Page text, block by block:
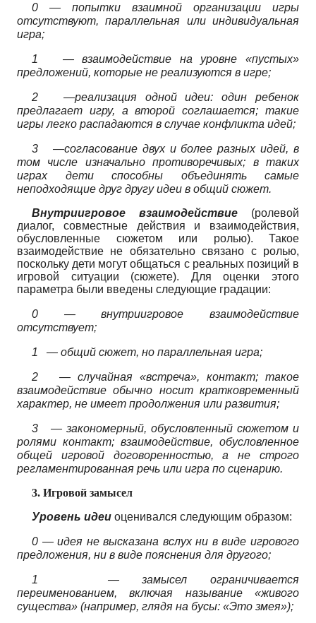
0 —попытки взаимной организации игры
отсутствуют, параллельная или индивидуальная
игра;
1 —взаимодействие на уровне «пустых»
предложений, которые не реализуются в игре;
2
—реализация одной идеи: один ребенок
предлагает игру, а второй соглашается; такие
игры легко распадаются в случае конфликта идей;
3
—согласование двух и более разных идей, в
том числе изначально противоречивых; в таких
играх дети способны объединять самые
неподходящие друг другу идеи в общий сюжет.
Внутриигровое взаимодействие (ролевой
диалог, совместные действия и взаимодействия,
обусловленные сюжетом или ролью). Такое
взаимодействие не обязательно связано с ролью,
поскольку дети могут общаться с реальных позиций в
игровой ситуации (сюжете). Для оценки этого
параметра были введены следующие градации:
0 —внутриигровое взаимодействие
отсутствует;
1 —общий сюжет, но параллельная игра;
2 —случайная «встреча», контакт; такое
взаимодействие обычно носит кратковременный
характер, не имеет продолжения или развития;
3 —закономерный, обусловленный сюжетом и
ролями контакт; взаимодействие, обусловленное
общей игровой договоренностью, а не строго
регламентированная речь или игра по сценарию.
3.Игровой замысел
Уровень идеи оценивался следующим образом:
0 —идея не высказана вслух ни в виде игрового
предложения, ни в виде пояснения для другого;
1 —замысел ограничивается
переименованием, включая называние «живого
существа» (например, глядя на бусы: «Это змея»);